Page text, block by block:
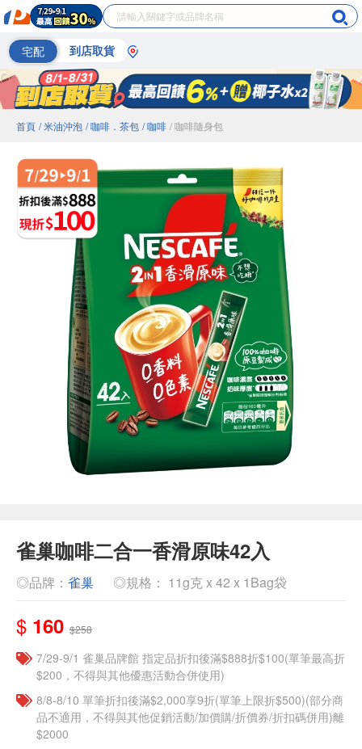
宅配 到店取貨
首頁 / 米油沖泡 / 咖啡．茶包 / 咖啡 / 咖啡隨身包
雀巢咖啡二合一香滑原味42入
◎品牌： 雀巢 ◎規格： 11g克 x 42 x 1Bag袋
$ 160 $258
7/29-9/1 雀巢品牌館 指定品折扣後滿$888折$100(單筆最高折
$200，不得與其他優惠活動合併使用)
8/8-8/10 單筆折扣後滿$2,000享9折(單筆上限折$500)(部分商
品不適用，不得與其他促銷活動/加價購/折價券/折扣碼併用)離
$2000